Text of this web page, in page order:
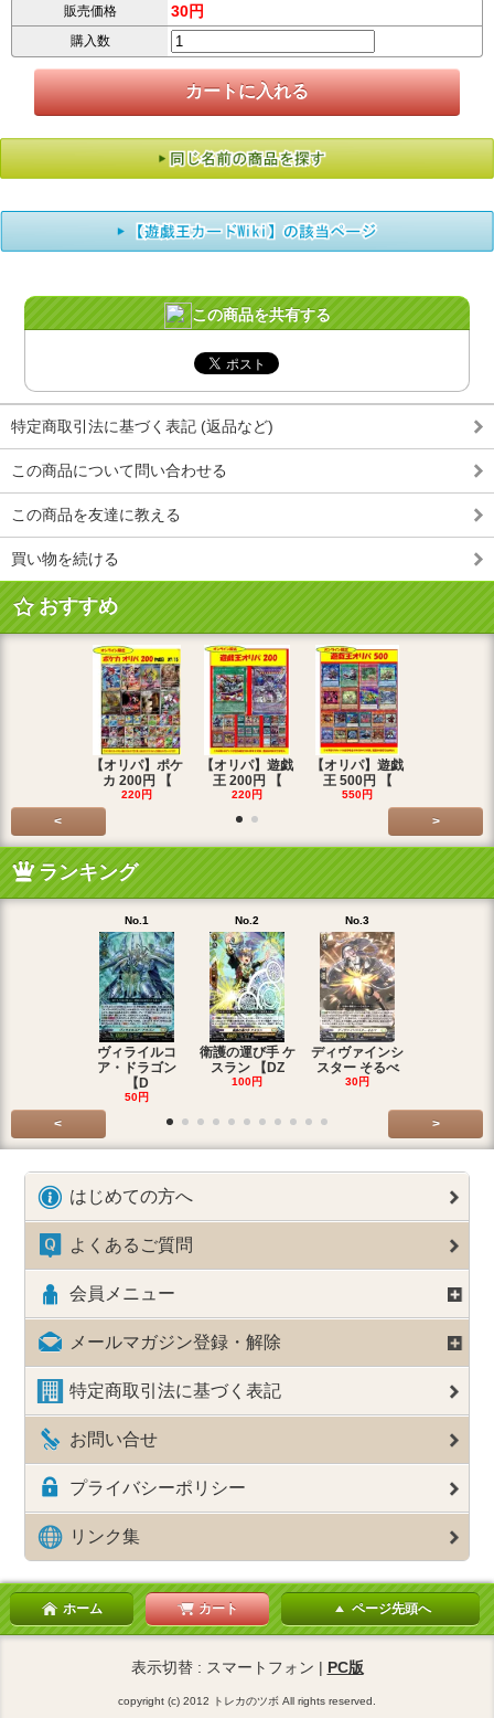
販売価格 30円
購入数
この商品を共有する
特定商取引法に基づく表記 (返品など)
この商品について問い合わせる
この商品を友達に教える
買い物を続ける
おすすめ
【オリパ】ポケ
カ 200円 【
220円
【オリパ】遊戯
王 200円 【
220円
【オリパ】遊戯
王 500円 【
550円
< >
ランキング
No.1
ヴィライルコ
ア・ドラゴン
【D
50円
No.2
衛護の運び手 ケ
スラン 【DZ
100円
No.3
ディヴァインシ
スター そるべ
30円
< >
はじめての方へ
よくあるご質問
会員メニュー
メールマガジン登録・解除
特定商取引法に基づく表記
お問い合せ
プライバシーポリシー
リンク集
ホーム カート ページ先頭へ
表示切替 : スマートフォン | PC版
copyright (c) 2012 トレカのツボ All rights reserved.